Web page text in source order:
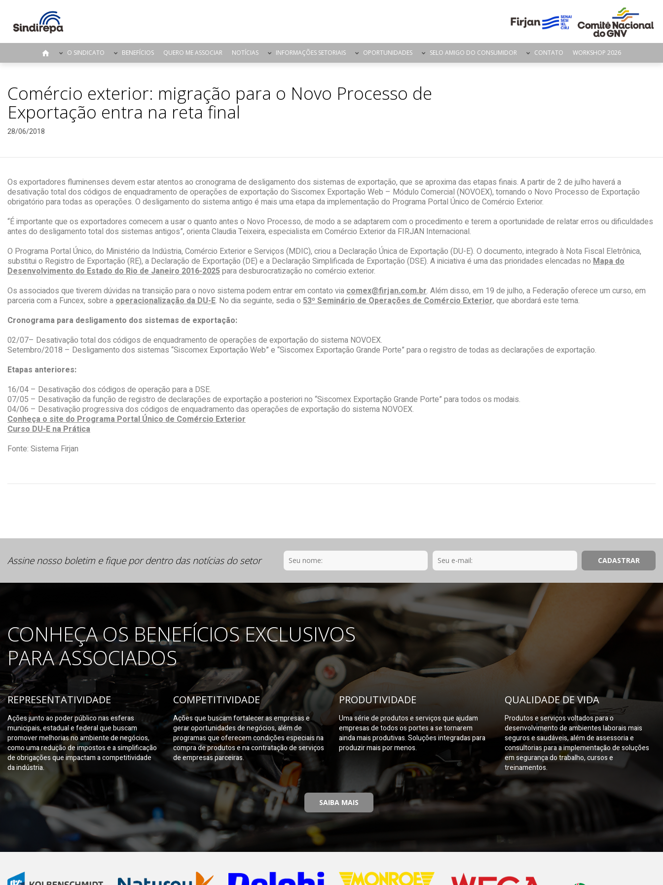
O SINDICATO BENEFÍCIOS QUERO ME ASSOCIAR NOTÍCIAS INFORMAÇÕES SETORIAIS OPORTUNIDADES SELO AMIGO DO CONSUMIDOR CONTATO WORKSHOP 2026
Comércio exterior: migração para o Novo Processo de
Exportação entra na reta final
28/06/2018
Os exportadores fluminenses devem estar atentos ao cronograma de desligamento dos sistemas de exportação, que se aproxima das etapas finais. A partir de 2 de julho haverá a
desativação total dos códigos de enquadramento de operações de exportação do Siscomex Exportação Web – Módulo Comercial (NOVOEX), tornando o Novo Processo de Exportação
obrigatório para todas as operações. O desligamento do sistema antigo é mais uma etapa da implementação do Programa Portal Único de Comércio Exterior.
“É importante que os exportadores comecem a usar o quanto antes o Novo Processo, de modo a se adaptarem com o procedimento e terem a oportunidade de relatar erros ou dificuldades
antes do desligamento total dos sistemas antigos”, orienta Claudia Teixeira, especialista em Comércio Exterior da FIRJAN Internacional.
O Programa Portal Único, do Ministério da Indústria, Comércio Exterior e Serviços (MDIC), criou a Declaração Única de Exportação (DU-E). O documento, integrado à Nota Fiscal Eletrônica,
substitui o Registro de Exportação (RE), a Declaração de Exportação (DE) e a Declaração Simplificada de Exportação (DSE). A iniciativa é uma das prioridades elencadas no Mapa do
Desenvolvimento do Estado do Rio de Janeiro 2016-2025para desburocratização no comércio exterior.
Os associados que tiverem dúvidas na transição para o novo sistema podem entrar em contato viacomex@firjan.com.br. Além disso, em 19 de julho, a Federação oferece um curso, em
parceria com a Funcex, sobre aoperacionalização da DU-E. No dia seguinte, sedia o 53º Seminário de Operações de Comércio Exterior, que abordará este tema.
Cronograma para desligamento dos sistemas de exportação:
02/07– Desativação total dos códigos de enquadramento de operações de exportação do sistema NOVOEX.
Setembro/2018 – Desligamento dos sistemas “Siscomex Exportação Web” e “Siscomex Exportação Grande Porte” para o registro de todas as declarações de exportação.
Etapas anteriores:
16/04 – Desativação dos códigos de operação para a DSE.
07/05 – Desativação da função de registro de declarações de exportação a posteriori no “Siscomex Exportação Grande Porte” para todos os modais.
04/06 – Desativação progressiva dos códigos de enquadramento das operações de exportação do sistema NOVOEX.
Conheça o site do Programa Portal Único de Comércio Exterior
Curso DU-E na Prática
Fonte: Sistema Firjan
Assine nosso boletim e fique por dentro das notícias do setor
CONHEÇA OS BENEFÍCIOS EXCLUSIVOS
PARA ASSOCIADOS
REPRESENTATIVIDADE
Ações junto ao poder público nas esferas
municipais, estadual e federal que buscam
promover melhorias no ambiente de negócios,
como uma redução de impostos e a simplificação
de obrigações que impactam a competitividade
da indústria.
COMPETITIVIDADE
Ações que buscam fortalecer as empresas e
gerar oportunidades de negócios, além de
programas que oferecem condições especiais na
compra de produtos e na contratação de serviços
de empresas parceiras.
PRODUTIVIDADE
Uma série de produtos e serviços que ajudam
empresas de todos os portes a se tornarem
ainda mais produtivas. Soluções integradas para
produzir mais por menos.
QUALIDADE DE VIDA
Produtos e serviços voltados para o
desenvolvimento de ambientes laborais mais
seguros e saudáveis, além de assessoria e
consultorias para a implementação de soluções
em segurança do trabalho, cursos e
treinamentos.
SAIBA MAIS